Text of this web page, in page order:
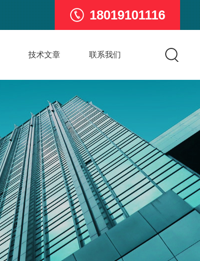
18019101116
技术文章 联系我们